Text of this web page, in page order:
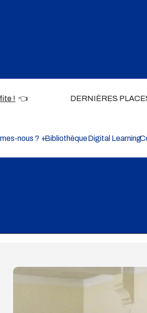
👈 DERNIÈRES PLACES –
nous ? BibliothèqueDigital Learning